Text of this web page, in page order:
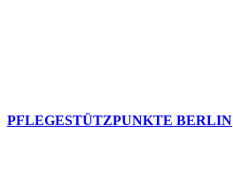
PFLEGESTÜTZPUNKTE BERLIN